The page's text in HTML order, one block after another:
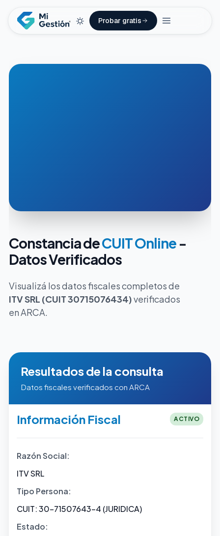
Probar gratis
Constancia deCUIT Online -
Datos Verificados
Visualizá los datos fiscales completos de
ITV SRL (CUIT 30715076434)verificados
en ARCA.
Resultados de la consulta
Datos fiscales verificados con ARCA
Información Fiscal ACTIVO
Razón Social:
ITV SRL
Tipo Persona:
CUIT: 30-71507643-4 (JURIDICA)
Estado: